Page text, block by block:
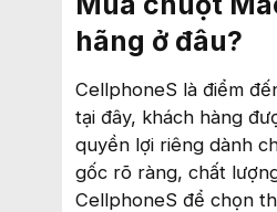
hãng ở đâu?
CellphoneS là điểm
tại đây, khách hàng
quyền lợi riêng dành
gốc rõ ràng, chất
CellphoneS để chọn